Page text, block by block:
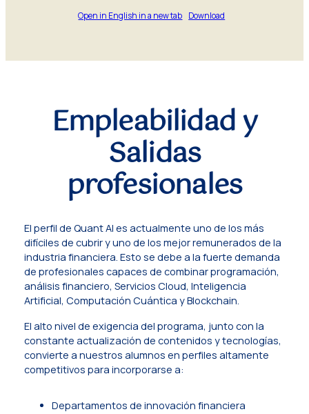
Open in English in a new tab Download
Empleabilidad y
Salidas
profesionales
El perfil de Quant AI es actualmente uno de los más
difíciles de cubrir y uno de los mejor remunerados de la
industria financiera. Esto se debe a la fuerte demanda
de profesionales capaces de combinar programación,
análisis financiero, Servicios Cloud, Inteligencia
Artificial, Computación Cuántica y Blockchain.
El alto nivel de exigencia del programa, junto con la
constante actualización de contenidos y tecnologías,
convierte a nuestros alumnos en perfiles altamente
competitivos para incorporarse a:
Departamentos de innovación financiera